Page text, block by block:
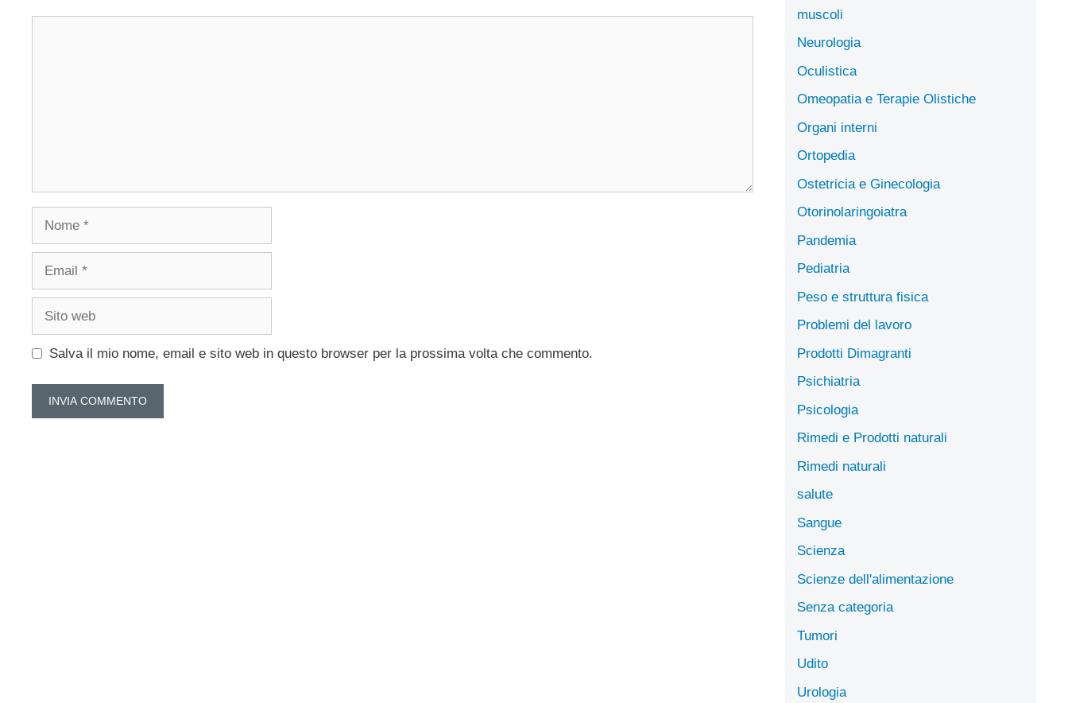
Salva il mio nome, email e sito web in questo browser per la prossima volta che commento.
muscoli
Neurologia
Oculistica
Omeopatia e Terapie Olistiche
Organi interni
Ortopedia
Ostetricia e Ginecologia
Otorinolaringoiatra
Pandemia
Pediatria
Peso e struttura fisica
Problemi del lavoro
Prodotti Dimagranti
Psichiatria
Psicologia
Rimedi e Prodotti naturali
Rimedi naturali
salute
Sangue
Scienza
Scienze dell'alimentazione
Senza categoria
Tumori
Udito
Urologia